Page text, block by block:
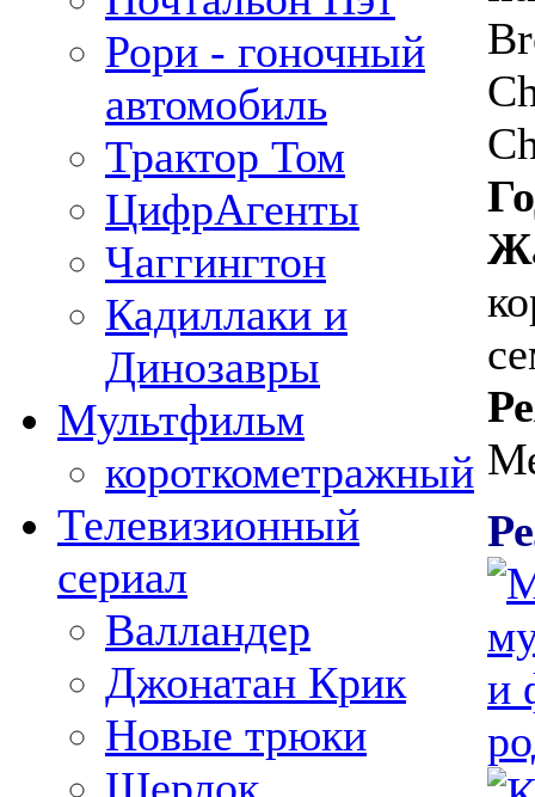
Рори - гоночный
автомобиль
Трактор Том
ЦифрАгенты
Чаггингтон
Кадиллаки и
Динозавры
Мультфильм
короткометражный
Телевизионный
сериал
Валландер
Джонатан Крик
Новые трюки